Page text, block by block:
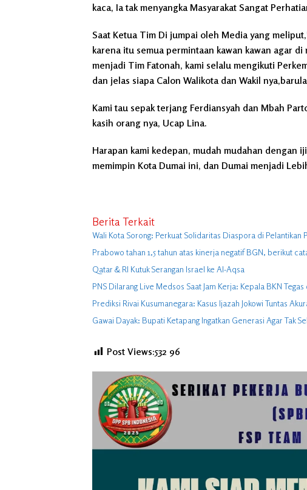
kaca, Ia tak menyangka Masyarakat Sangat
Saat Ketua Tim Di jumpai oleh Media yang
karena itu semua permintaan kawan kawan agar di
menjadi Tim Fatonah, kami selalu mengikuti
dan jelas siapa Calon Walikota dan Wakil
Kami tau sepak terjang Ferdiansyah dan Mbah
kasih orang nya, Ucap Lina.
Harapan kami kedepan, mudah mudahan dengan
memimpin Kota Dumai ini, dan Dumai menjadi
Berita Terkait
Wali Kota Sorong: Perkuat Solidaritas Diaspora di Pelantikan
Prabowo tahan 1,5 tahun atas kinerja negatif BGN, berikut
Qatar & RI Kutuk Serangan Israel ke Al-Aqsa
PNS Dilarang Live Medsos Saat Jam Kerja: Kepala BKN
Prediksi Rivai Kusumanegara: Kasus Ijazah Jokowi Tuntas
Gawai Dayak: Bupati Ketapang Ingatkan Generasi Agar Tak
Post Views:532 96